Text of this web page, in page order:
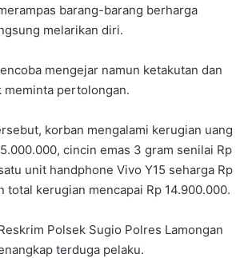
barang-barang berharga
melarikan diri.
mengejar namun ketakutan dan
pertolongan.
korban mengalami kerugian uang
cincin emas 3 gram senilai Rp
unit handphone Vivo Y15 seharga Rp
total kerugian mencapai Rp 14.900.000.
Polsek Sugio Polres Lamongan
terduga pelaku.